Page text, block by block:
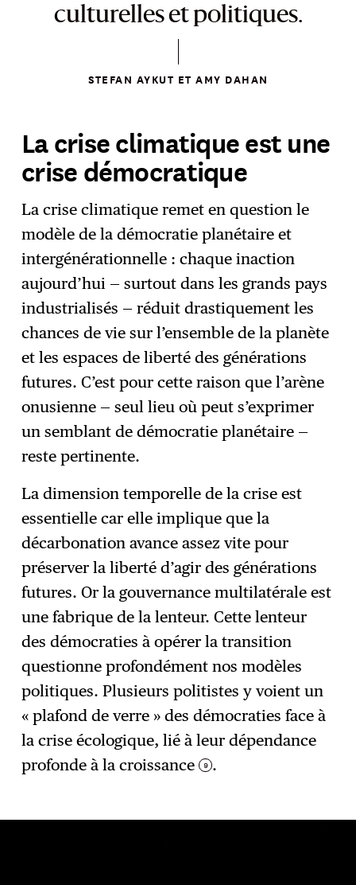
culturelles et politiques.
STEFAN AYKUT ET AMY DAHAN
La crise climatique est une
crise démocratique
La crise climatique remet en question le
modèle de la démocratie planétaire et
intergénérationnelle : chaque inaction
aujourd’hui — surtout dans les grands pays
industrialisés — réduit drastiquement les
chances de vie sur l’ensemble de la planète
et les espaces de liberté des générations
futures. C’est pour cette raison que l’arène
onusienne — seul lieu où peut s’exprimer
un semblant de démocratie planétaire —
reste pertinente.
La dimension temporelle de la crise est
essentielle car elle implique que la
décarbonation avance assez vite pour
préserver la liberté d’agir des générations
futures. Or la gouvernance multilatérale est
une fabrique de la lenteur. Cette lenteur
des démocraties à opérer la transition
questionne profondément nos modèles
politiques. Plusieurs politistes y voient un
« plafond de verre » des démocraties face à
la crise écologique, lié à leur dépendance
profonde à la croissance 9 .